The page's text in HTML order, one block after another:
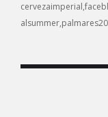
cervezaimperial
alsummer